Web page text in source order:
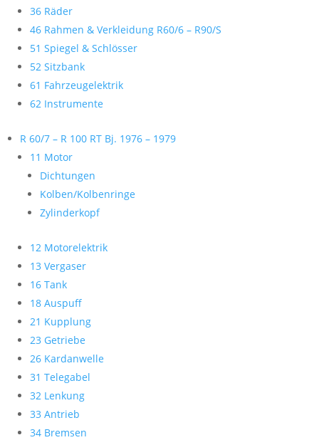
36 Räder
46 Rahmen & Verkleidung R60/6 – R90/S
51 Spiegel & Schlösser
52 Sitzbank
61 Fahrzeugelektrik
62 Instrumente
R 60/7 – R 100 RT Bj. 1976 – 1979
11 Motor
Dichtungen
Kolben/Kolbenringe
Zylinderkopf
12 Motorelektrik
13 Vergaser
16 Tank
18 Auspuff
21 Kupplung
23 Getriebe
26 Kardanwelle
31 Telegabel
32 Lenkung
33 Antrieb
34 Bremsen